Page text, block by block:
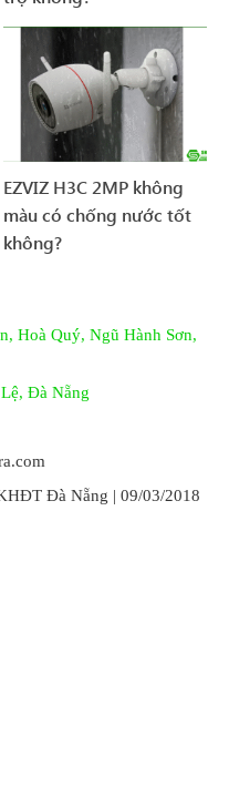
EZVIZ H3C 2MP không
màu có chống nước tốt
không?
Hoà Quý, Ngũ Hành Sơn,
Đà Nẵng
Đà Nẵng | 09/03/2018